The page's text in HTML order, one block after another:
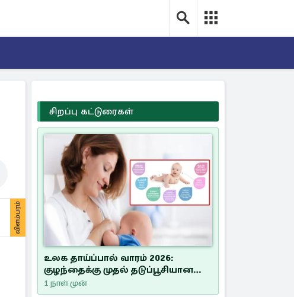
விளம்பரம்
சிறப்பு கட்டுரைகள்
உலக தாய்ப்பால் வாரம் 2026:
குழந்தைக்கு முதல் தடுப்பூசியான
சீம்பாலின் முக்கியத்துவம்!
1 நாள் முன்